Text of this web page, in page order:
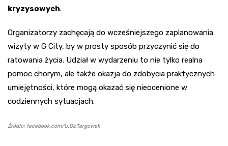
kryzysowych.
Organizatorzy zachęcają do wcześniejszego zaplanowania
wizyty w G City, by w prosty sposób przyczynić się do
ratowania życia. Udział w wydarzeniu to nie tylko realna
pomoc chorym, ale także okazja do zdobycia praktycznych
umiejętności, które mogą okazać się nieocenione w
codziennych sytuacjach.
Źródło: facebook.com/U.Dz.Targowek